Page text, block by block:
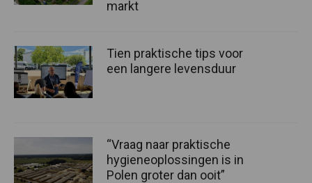
markt
Tien praktische tips voor
een langere levensduur
“Vraag naar praktische
hygieneoplossingen is in
Polen groter dan ooit”